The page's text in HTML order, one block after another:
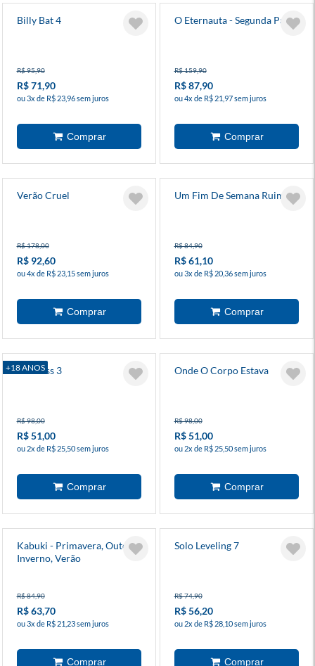
Billy Bat 4
R$ 95,90
R$ 71,90
ou 3x de R$ 23,96 sem juros
O Eternauta - Segunda Parte
R$ 159,90
R$ 87,90
ou 4x de R$ 21,97 sem juros
Verão Cruel
R$ 178,00
R$ 92,60
ou 4x de R$ 23,15 sem juros
Um Fim De Semana Ruim
R$ 84,90
R$ 61,10
ou 3x de R$ 20,36 sem juros
+18 ANOS
Reckless 3
R$ 98,00
R$ 51,00
ou 2x de R$ 25,50 sem juros
Onde O Corpo Estava
R$ 98,00
R$ 51,00
ou 2x de R$ 25,50 sem juros
Kabuki - Primavera, Outono,
Inverno, Verão
R$ 84,90
R$ 63,70
ou 3x de R$ 21,23 sem juros
Solo Leveling 7
R$ 74,90
R$ 56,20
ou 2x de R$ 28,10 sem juros